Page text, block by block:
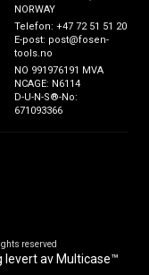
NORWAY
Telefon:+47 72 51 51 20
E-post: post@fosen-
tools.no
NO 991976191 MVA
NCAGE: N6114
D-U-N-S®-No:
671093366
reserved
levert av Multicase™